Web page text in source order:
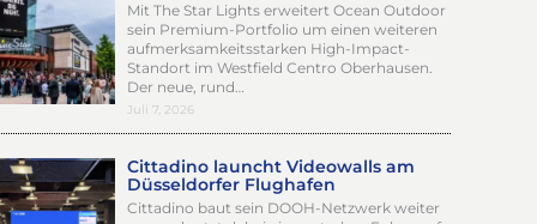
Mit The Star Lights erweitert Ocean Outdoor
sein Premium-Portfolio um einen weiteren
aufmerksamkeitsstarken High-Impact-
Standort im Westfield Centro Oberhausen.
Der neue, rund…
Juli 7, 2026
Cittadino launcht Videowalls am
Düsseldorfer Flughafen
Cittadino baut sein DOOH-Netzwerk weiter